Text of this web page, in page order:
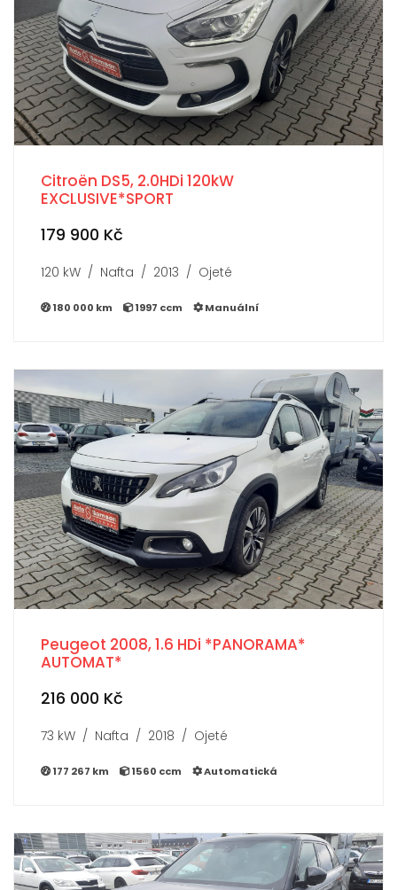
Citroën DS5, 2.0HDi 120kW
EXCLUSIVE*SPORT
179 900 Kč
120 kW / Nafta / 2013 / Ojeté
180 000 km 1997 ccm Manuální
Peugeot 2008, 1.6 HDi *PANORAMA*
AUTOMAT*
216 000 Kč
73 kW / Nafta / 2018 / Ojeté
177 267 km 1560 ccm Automatická